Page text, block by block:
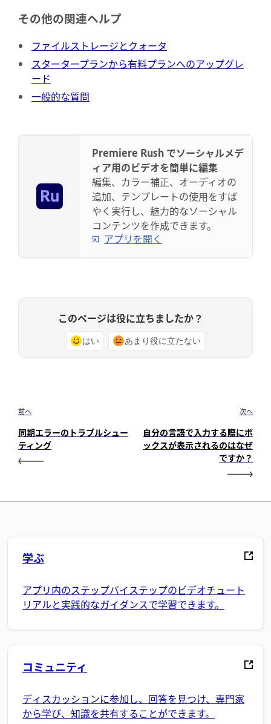
その他の関連ヘルプ
ファイルストレージとクォータ
スタータープランから有料プランへのアップグレ
ード
一般的な質問
Premiere Rush でソーシャルメデ
ィア用のビデオを簡単に編集
編集、カラー補正、オーディオの
追加、テンプレートの使用をすば
やく実行し、魅力的なソーシャル
コンテンツを作成できます。
アプリを開く
このページは役に立ちましたか？
はい あまり役に立たない
前へ
同期エラーのトラブルシュー
ティング
次へ
自分の言語で入力する際にボ
ックスが表示されるのはなぜ
ですか？
学ぶ
アプリ内のステップバイステップのビデオチュート
リアルと実践的なガイダンスで学習できます。
コミュニティ
ディスカッションに参加し、回答を見つけ、専門家
から学び、知識を共有することができます。